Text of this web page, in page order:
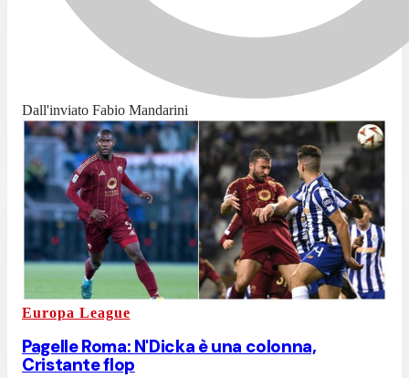
Dall'inviato Fabio Mandarini
Europa League
Pagelle Roma: N'Dicka è una colonna,
Cristante flop